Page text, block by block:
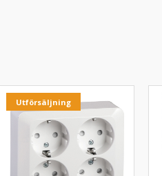
Utförsäljning